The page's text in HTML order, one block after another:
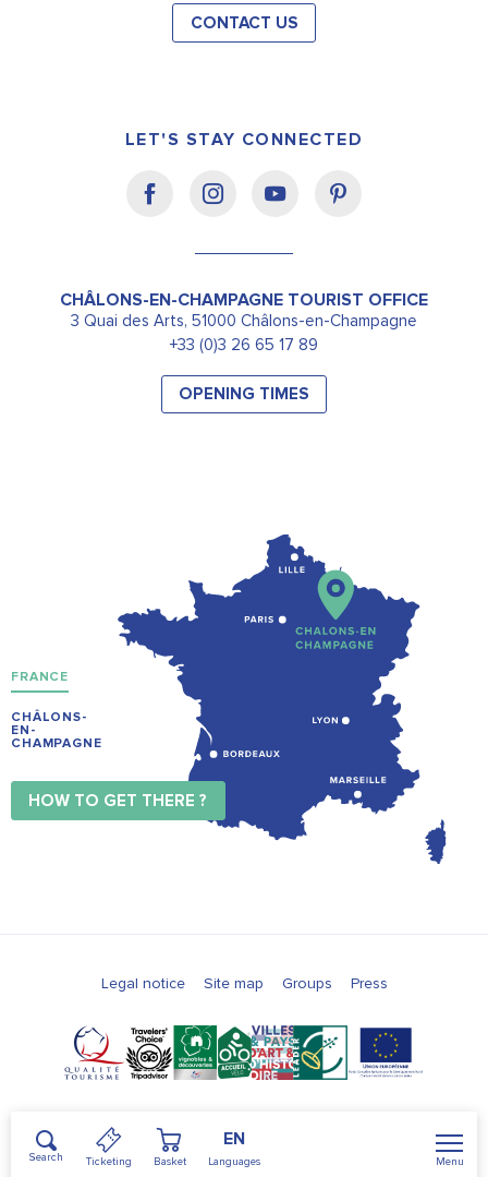
Menu
Search
EN
Ticketing Basket
CONTACT US
LET'S STAY CONNECTED
CHÂLONS-EN-CHAMPAGNE TOURIST OFFICE
3 Quai des Arts, 51000 Châlons-en-Champagne
+33 (0)3 26 65 17 89
OPENING TIMES
FRANCE
CHÂLONS-
EN-
CHAMPAGNE
HOW TO GET THERE ?
Legal notice Site map Groups Press